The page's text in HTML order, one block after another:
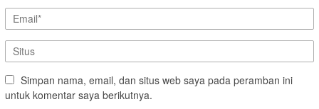
Simpan nama, email, dan situs web saya pada peramban ini
untuk komentar saya berikutnya.